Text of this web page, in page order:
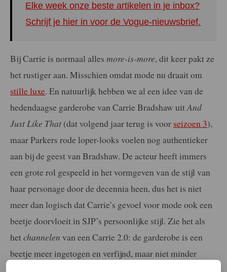
Elke week onze beste artikelen in je inbox?
Schrijf je hier in voor de Vogue-nieuwsbrief.
Bij Carrie is normaal alles more-is-more, dit keer pakt ze
het rustiger aan. Misschien omdat mode nu draait om
stille luxe. En natuurlijk hebben we al een idee van de
hedendaagse garderobe van Carrie Bradshaw uitAnd
Just Like That (dat volgend jaar terug is voor seizoen 3),
maar Parkers rode loper-looks voelen nog authentieker
aan bij de geest van Bradshaw. De acteur heeft immers
een grote rol gespeeld in het vormgeven van de stijl van
haar personage door de decennia heen, dus het is niet
meer dan logisch dat Carrie’s gevoel voor mode ook een
beetje doorvloeit in SJP’s persoonlijke stijl. Zie het als
hetchannelen van een Carrie 2.0: de garderobe is een
beetje meer ingetogen en verfijnd, maar niet minder